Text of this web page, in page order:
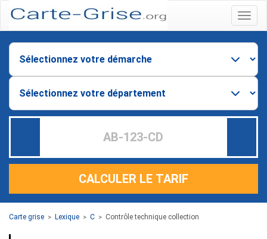
Menu
CALCULER LE TARIF
Carte grise > Lexique > C > Contrôle technique collection